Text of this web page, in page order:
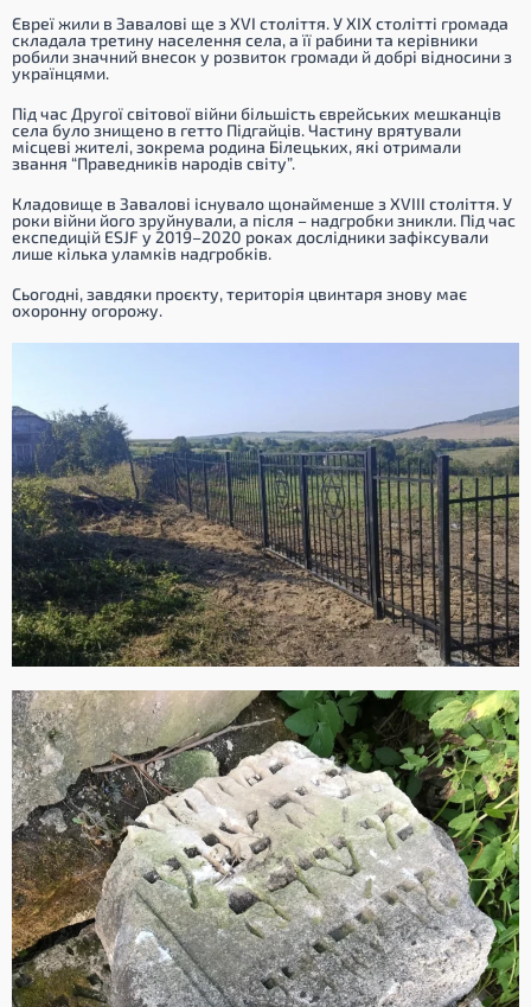
Євреї жили в Завалові ще з XVI століття. У XIX столітті громада
складала третину населення села, а її рабини та керівники
робили значний внесок у розвиток громади й добрі відносини з
українцями.
Під час Другої світової війни більшість єврейських мешканців
села було знищено в гетто Підгайців. Частину врятували
місцеві жителі, зокрема родина Білецьких, які отримали
звання “Праведників народів світу”.
Кладовище в Завалові існувало щонайменше з XVIII століття. У
роки війни його зруйнували, а після – надгробки зникли. Під час
експедицій ESJF у 2019–2020 роках дослідники зафіксували
лише кілька уламків надгробків.
Сьогодні, завдяки проєкту, територія цвинтаря знову має
охоронну огорожу.